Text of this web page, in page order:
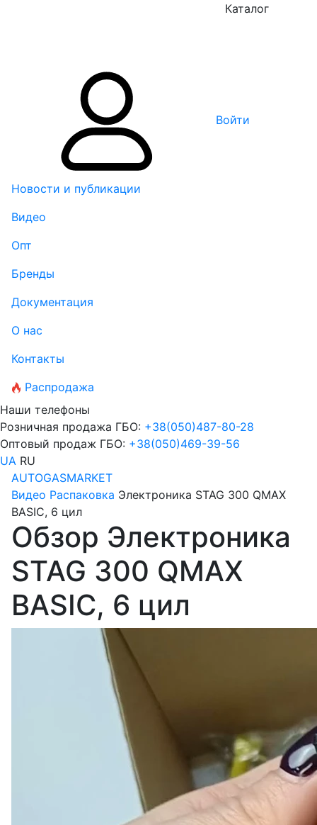
Каталог
Войти
Новости и публикации
Видео
Опт
Бренды
Документация
О нас
Контакты
Распродажа
Наши телефоны
Розничная продажа ГБО: +38(050)487-80-28
Оптовый продаж ГБО: +38(050)469-39-56
UA RU
AUTOGASMARKET
Видео Распаковка Электроника STAG 300 QMAX
BASIC, 6 цил
Обзор Электроника
STAG 300 QMAX
BASIC, 6 цил